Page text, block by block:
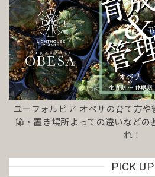
ユーフォルビア オベサの育て方
節・置き場所よっての違いなどの
れ！
PICK UP